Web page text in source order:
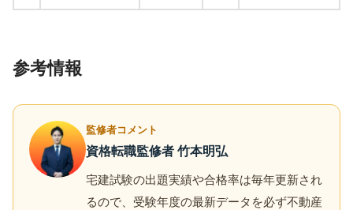
参考情報
監修者コメント
資格転職監修者 竹本明弘
宅建試験の出題実績や合格率は毎年更新され
るので、受験年度の最新データを必ず不動産